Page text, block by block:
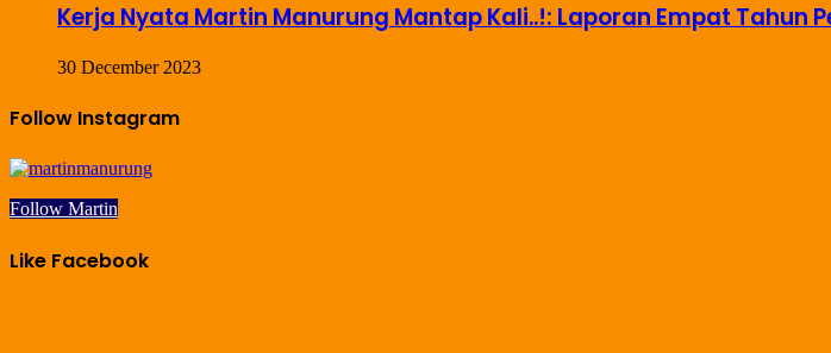
Kerja Nyata Martin Manurung Mantap Kali..!: Laporan Empat Tahun
30 December 2023
Follow Instagram
Follow Martin
Like Facebook